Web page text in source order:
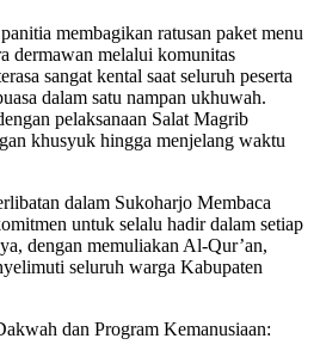
membagikan ratusan paket menu
dermawan melalui komunitas
sangat kental saat seluruh peserta
dalam satu nampan ukhuwah.
pelaksanaan Salat Magrib
khusyuk hingga menjelang waktu
dalam Sukoharjo Membaca
untuk selalu hadir dalam setiap
dengan memuliakan Al-Qur’an,
seluruh warga Kabupaten
dan Program Kemanusiaan: